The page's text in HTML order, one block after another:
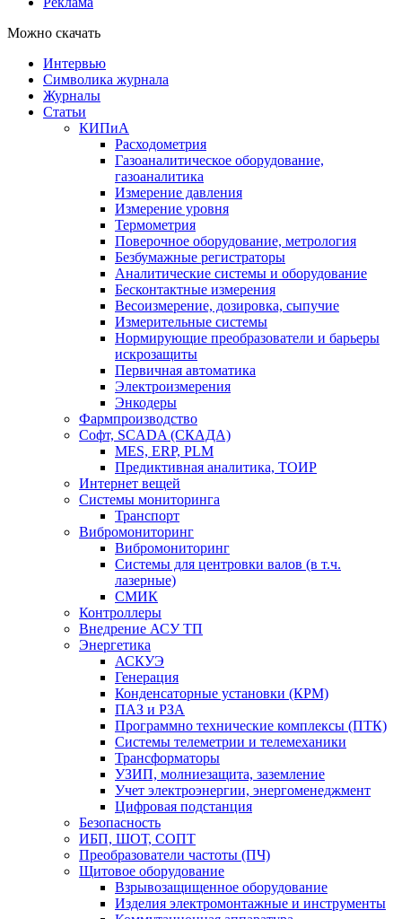
Можно скачать
Интервью
Символика журнала
Журналы
Статьи
КИПиА
Расходометрия
Газоаналитическое оборудование,
газоаналитика
Измерение давления
Измерение уровня
Термометрия
Поверочное оборудование, метрология
Безбумажные регистраторы
Аналитические системы и оборудование
Бесконтактные измерения
Весоизмерение, дозировка, сыпучие
Измерительные системы
Нормирующие преобразователи и барьеры
искрозащиты
Первичная автоматика
Электроизмерения
Энкодеры
Фармпроизводство
Софт, SCADA (СКАДА)
MES, ERP, PLM
Предиктивная аналитика, ТОИР
Интернет вещей
Системы мониторинга
Транспорт
Вибромониторинг
Вибромониторинг
Системы для центровки валов (в т.ч.
лазерные)
СМИК
Контроллеры
Внедрение АСУ ТП
Энергетика
АСКУЭ
Генерация
Конденсаторные установки (КРМ)
ПАЗ и РЗА
Программно технические комплексы (ПТК)
Системы телеметрии и телемеханики
Трансформаторы
УЗИП, молниезащита, заземление
Учет электроэнергии, энергоменеджмент
Цифровая подстанция
Безопасность
ИБП, ШОТ, СОПТ
Преобразователи частоты (ПЧ)
Щитовое оборудование
Взрывозащищенное оборудование
Изделия электромонтажные и инструменты